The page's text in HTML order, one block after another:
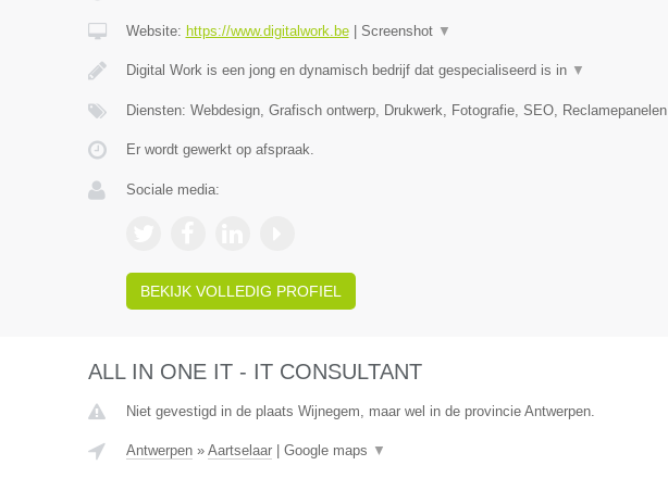
Website: https://www.digitalwork.be| Screenshot ▼
Digital Work is een jong en dynamisch bedrijf dat gespecialiseerd is in ▼
Diensten: Webdesign, Grafisch ontwerp, Drukwerk, Fotografie, SEO, Reclamepanelen
Er wordt gewerkt op afspraak.
Sociale media:
BEKIJK VOLLEDIG PROFIEL
ALL IN ONE IT - IT CONSULTANT
Niet gevestigd in de plaats Wijnegem, maar wel in de provincie Antwerpen.
Antwerpen» Aartselaar| Google maps ▼